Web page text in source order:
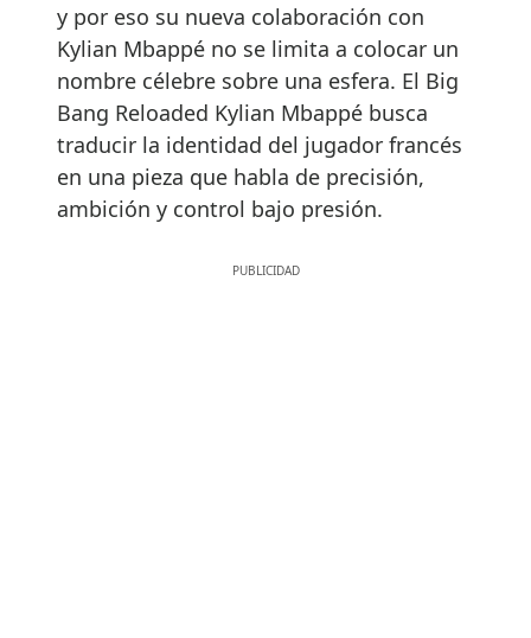
y por eso su nueva colaboración con
Kylian Mbappé no se limita a colocar un
nombre célebre sobre una esfera. El Big
Bang Reloaded Kylian Mbappé busca
traducir la identidad del jugador francés
en una pieza que habla de precisión,
ambición y control bajo presión.